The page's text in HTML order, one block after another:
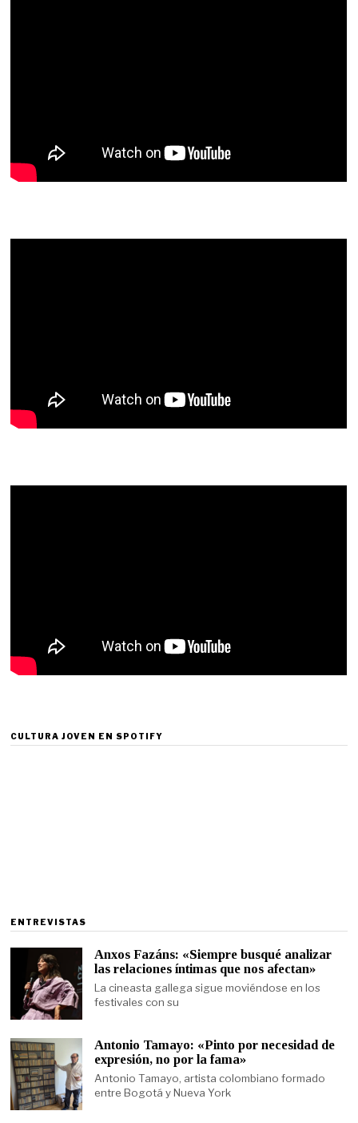
CULTURA JOVEN EN SPOTIFY
ENTREVISTAS
Anxos Fazáns: «Siempre busqué analizar
las relaciones íntimas que nos afectan»
La cineasta gallega sigue moviéndose en los
festivales con su
Antonio Tamayo: «Pinto por necesidad de
expresión, no por la fama»
Antonio Tamayo, artista colombiano formado
entre Bogotá y Nueva York